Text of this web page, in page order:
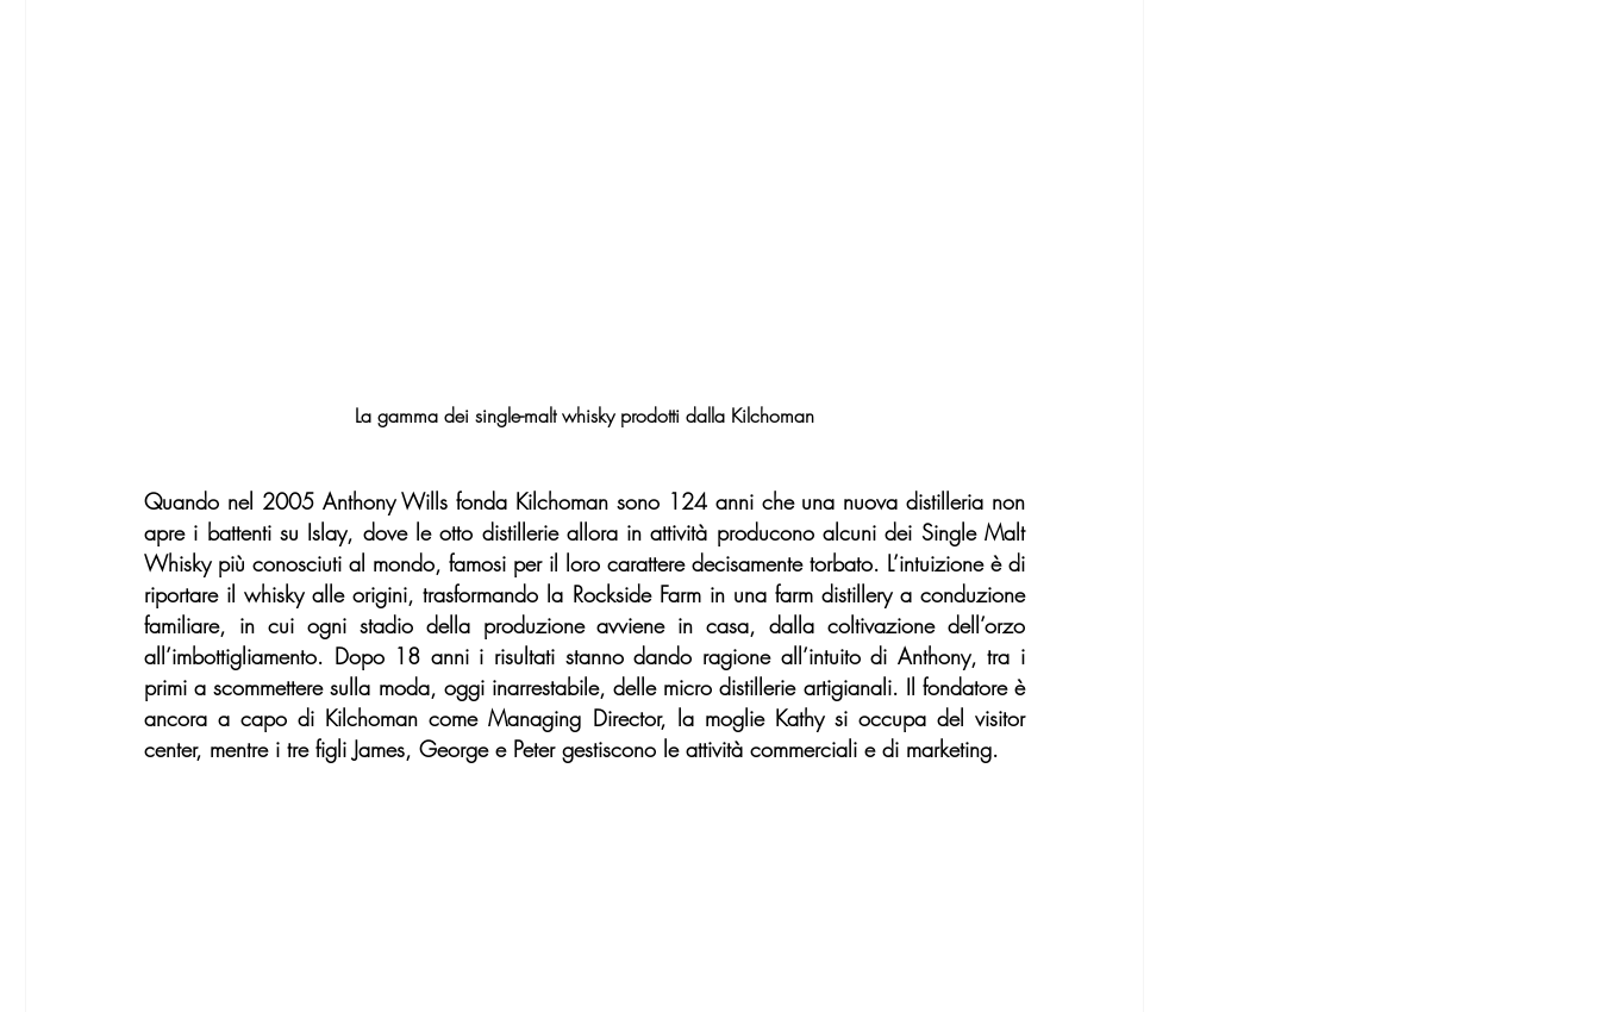
La gamma dei single-malt whisky prodotti dalla Kilchoman
Quando nel 2005 Anthony Wills fonda Kilchoman sono 124 anni che una nuova distilleria non
apre i battenti su Islay, dove le otto distillerie allora in attività producono alcuni dei Single Malt
Whisky più conosciuti al mondo, famosi per il loro carattere decisamente torbato. L’intuizione è di
riportare il whisky alle origini, trasformando la Rockside Farm in una farm distillery a conduzione
familiare, in cui ogni stadio della produzione avviene in casa, dalla coltivazione dell’orzo
all’imbottigliamento. Dopo 18 anni i risultati stanno dando ragione all’intuito di Anthony, tra i
primi a scommettere sulla moda, oggi inarrestabile, delle micro distillerie artigianali. Il fondatore è
ancora a capo di Kilchoman come Managing Director, la moglie Kathy si occupa del visitor
center, mentre i tre figli James, George e Peter gestiscono le attività commerciali e di marketing.